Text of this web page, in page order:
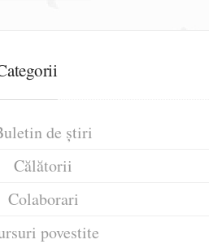
de știri
Călătorii
Colaborari
povestite